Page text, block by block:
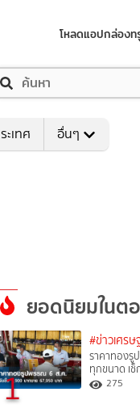
โหลดแอปกล่องท
ะเทศ อื่นๆ
ยอดนิยมในต
1
#ข่าวเศร
ราคาทองรู
ทุกขนาด เ
275